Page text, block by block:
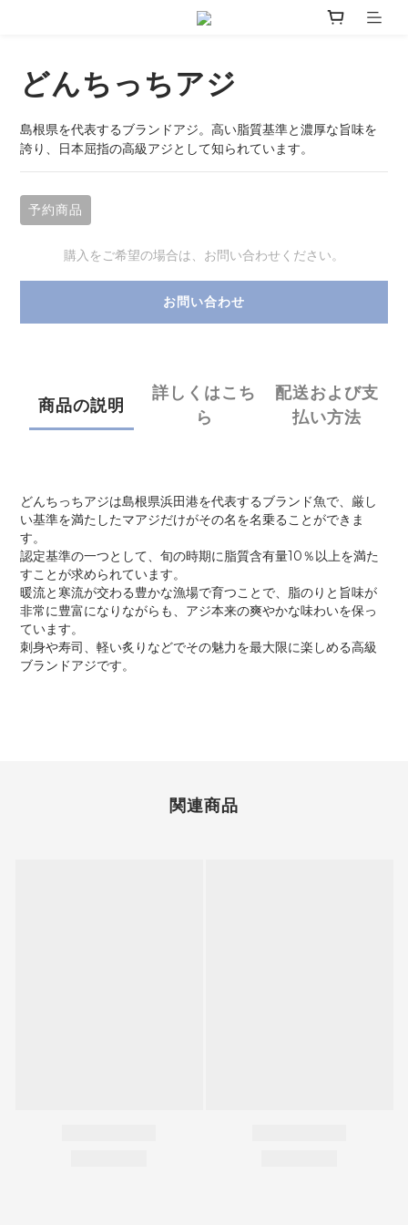
どんちっちアジ
島根県を代表するブランドアジ。高い脂質基準と濃厚な旨味を
誇り、日本屈指の高級アジとして知られています。
予約商品
購入をご希望の場合は、お問い合わせください。
お問い合わせ
商品の説明
詳しくはこち
ら
配送および支
払い方法
どんちっちアジは島根県浜田港を代表するブランド魚で、厳し
い基準を満たしたマアジだけがその名を名乗ることができま
す。
認定基準の一つとして、旬の時期に脂質含有量10％以上を満た
すことが求められています。
暖流と寒流が交わる豊かな漁場で育つことで、脂のりと旨味が
非常に豊富になりながらも、アジ本来の爽やかな味わいを保っ
ています。
刺身や寿司、軽い炙りなどでその魅力を最大限に楽しめる高級
ブランドアジです。
関連商品